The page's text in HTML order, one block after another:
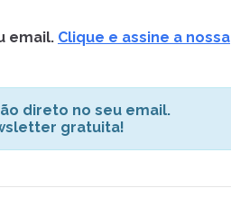
email. Clique e assine a nossa
direto no seu email.
gratuita!